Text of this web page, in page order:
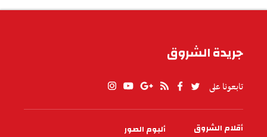
جريدة الشروق
تابعونا على
PIED
أقلام الشروق
ألبوم الصور